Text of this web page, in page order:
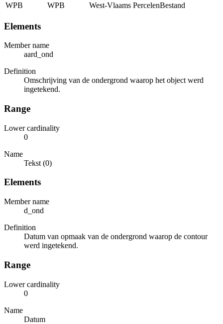
WPB
WPB West-Vlaams PercelenBestand
Elements
Member name
aard_ond
Definition
Omschrijving van de ondergrond waarop het object werd
ingetekend.
Range
Lower cardinality
0
Name
Tekst (0)
Elements
Member name
d_ond
Definition
Datum van opmaak van de ondergrond waarop de contour
werd ingetekend.
Range
Lower cardinality
0
Name
Datum